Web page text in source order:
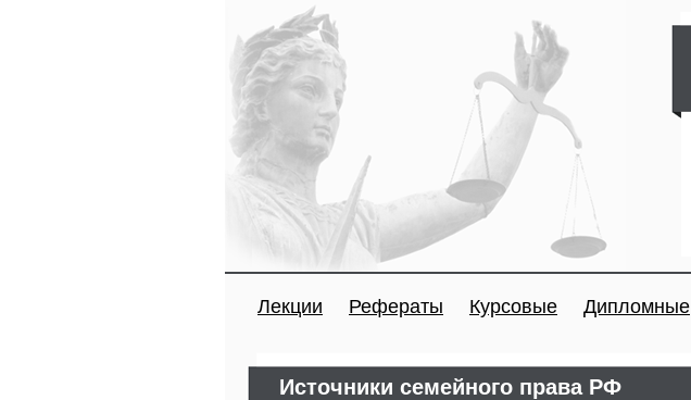
Лекции Рефераты Курсовые Дипломные
Источники семейного права РФ